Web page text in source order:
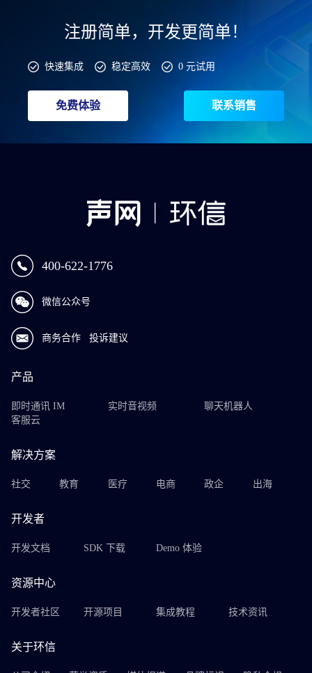
注册简单，开发更简单！
快速集成 稳定高效 0 元试用
免费体验 联系销售
400-622-1776
微信公众号
商务合作 投诉建议
产品
即时通讯 IM 实时音视频
聊天机器人
客服云
解决方案
社交 教育 医疗 电商 政企 出海
开发者
开发文档 SDK 下载 Demo 体验
资源中心
开发者社区 开源项目 集成教程 技术资讯
关于环信